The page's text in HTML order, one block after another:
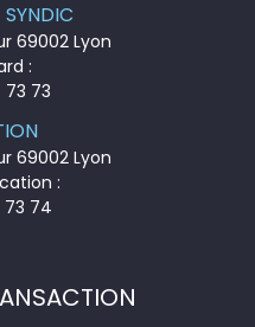
69002 Lyon
:
73
69002 Lyon
:
74